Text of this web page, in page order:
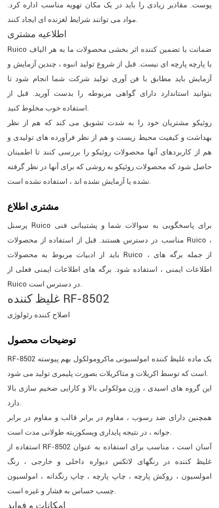
پوست. مقادیر زیادی را باید در یک مکان تهویه مناسب اداره کرد.
مواد می توانند شرایط لغزنده ای ایجاد کنند.
اطلاعیه مشتری
Ruico ضمانت یا تضمین کننده اثر بخشی محصولات ما به هر الیاف
یا پارچه پارچه ای نیست. قبل از شروع تولید انبوه ، چندین آزمایش و
آزمایش باید مطابق با فن آوری تولید شرکت شما انجام شود تا
بتوانید استاندارد دارای گواهی مربوطه را بدست آورید. قبل از
استفاده خوب مخلوط کنید.
روئیکو مشتریان خود را به شدت تشویق می کند که هم از نظر
بهداشت و کیفیت محیط زیست و هم از نظر فرآورده های تولیدی و
هم از کاربردهای آنها محصولات روئیکو را بررسی کنند تا اطمینان
حاصل شود که محصولات روئیکو به روشی که برای آنها در نظر گرفته
نشده یا آزمایش نشده اند ، استفاده نشده است.
مشتری اطلاع
پرسنل Ruico برای پاسخگویی به سوالات شما و پشتیبانی فنی
مناسب در دسترس هستند. قبل از استفاده از محصولات Ruico ،
باید از ادبیات مربوط به محصولات Ruico ، از جمله برگه های
اطلاعات ایمنی ، استفاده شود. برگه های اطلاعات ایمنی فعلی از
Ruico در دسترس است.
غلیظ کننده RF-8502
اصلاح کننده رئولوژی
توضیحات محصول
RF-8502 یک ماده غلیظ کننده امولسیونی ماکرومولکول بهم پیوسته
است که توسط اکریلات و متاکریلات بصورت پلیمری تولید می شود.
این گروه های اسیدی ، وزن مولکولی بالا و کارایی ضخیم سازی بالا
دارد.
همچنین دارای ضد رسوب ، مقاوم در برابر قالب و مقاوم در برابر
جوانه ، در نتیجه پایداری ویسکوزیته طولانی مدت است.
استفاده از RF-8502 آسان است ، مناسب برای استفاده به عنوان
غلیظ کننده در رنگهای لاتکس دیواره داخلی و خارجی ، رنگ
امولسیون ، روکش پارچه ، چاپ پارچه ، چاپ رنگدانه ، امولسیون
چسب حساس به فشار و غیره است.
امکانات و فواید